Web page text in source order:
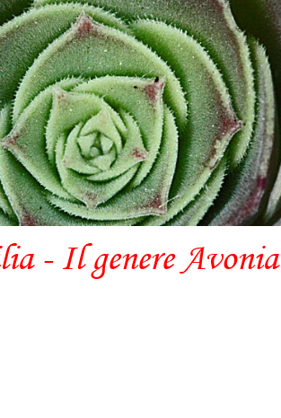
- Il genere Avonia